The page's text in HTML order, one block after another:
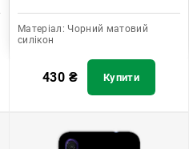
Матеріал: Чорний матовий
силікон
430 ₴ Купити